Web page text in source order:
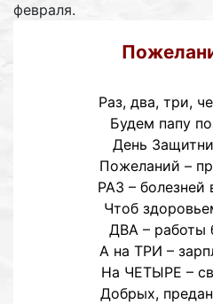
февраля.
Раз, два, три,
Будем папу
День
Пожеланий –
РАЗ – болезней
Чтоб
ДВА – работы
А на ТРИ –
На ЧЕТЫРЕ –
Добрых,